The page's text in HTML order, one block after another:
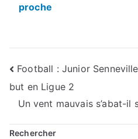
proche
Navigation
de
l’article
Football : Junior
but en Ligue 2
Un vent mauvais s’abat-
Rechercher